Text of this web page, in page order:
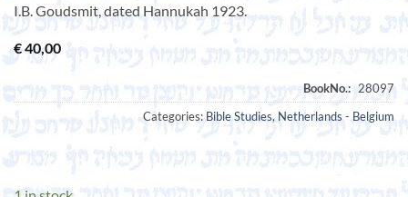
I.B. Goudsmit, dated Hannukah 1923.
€40,00
Categories: Bible Studies,Netherlands - Belgium